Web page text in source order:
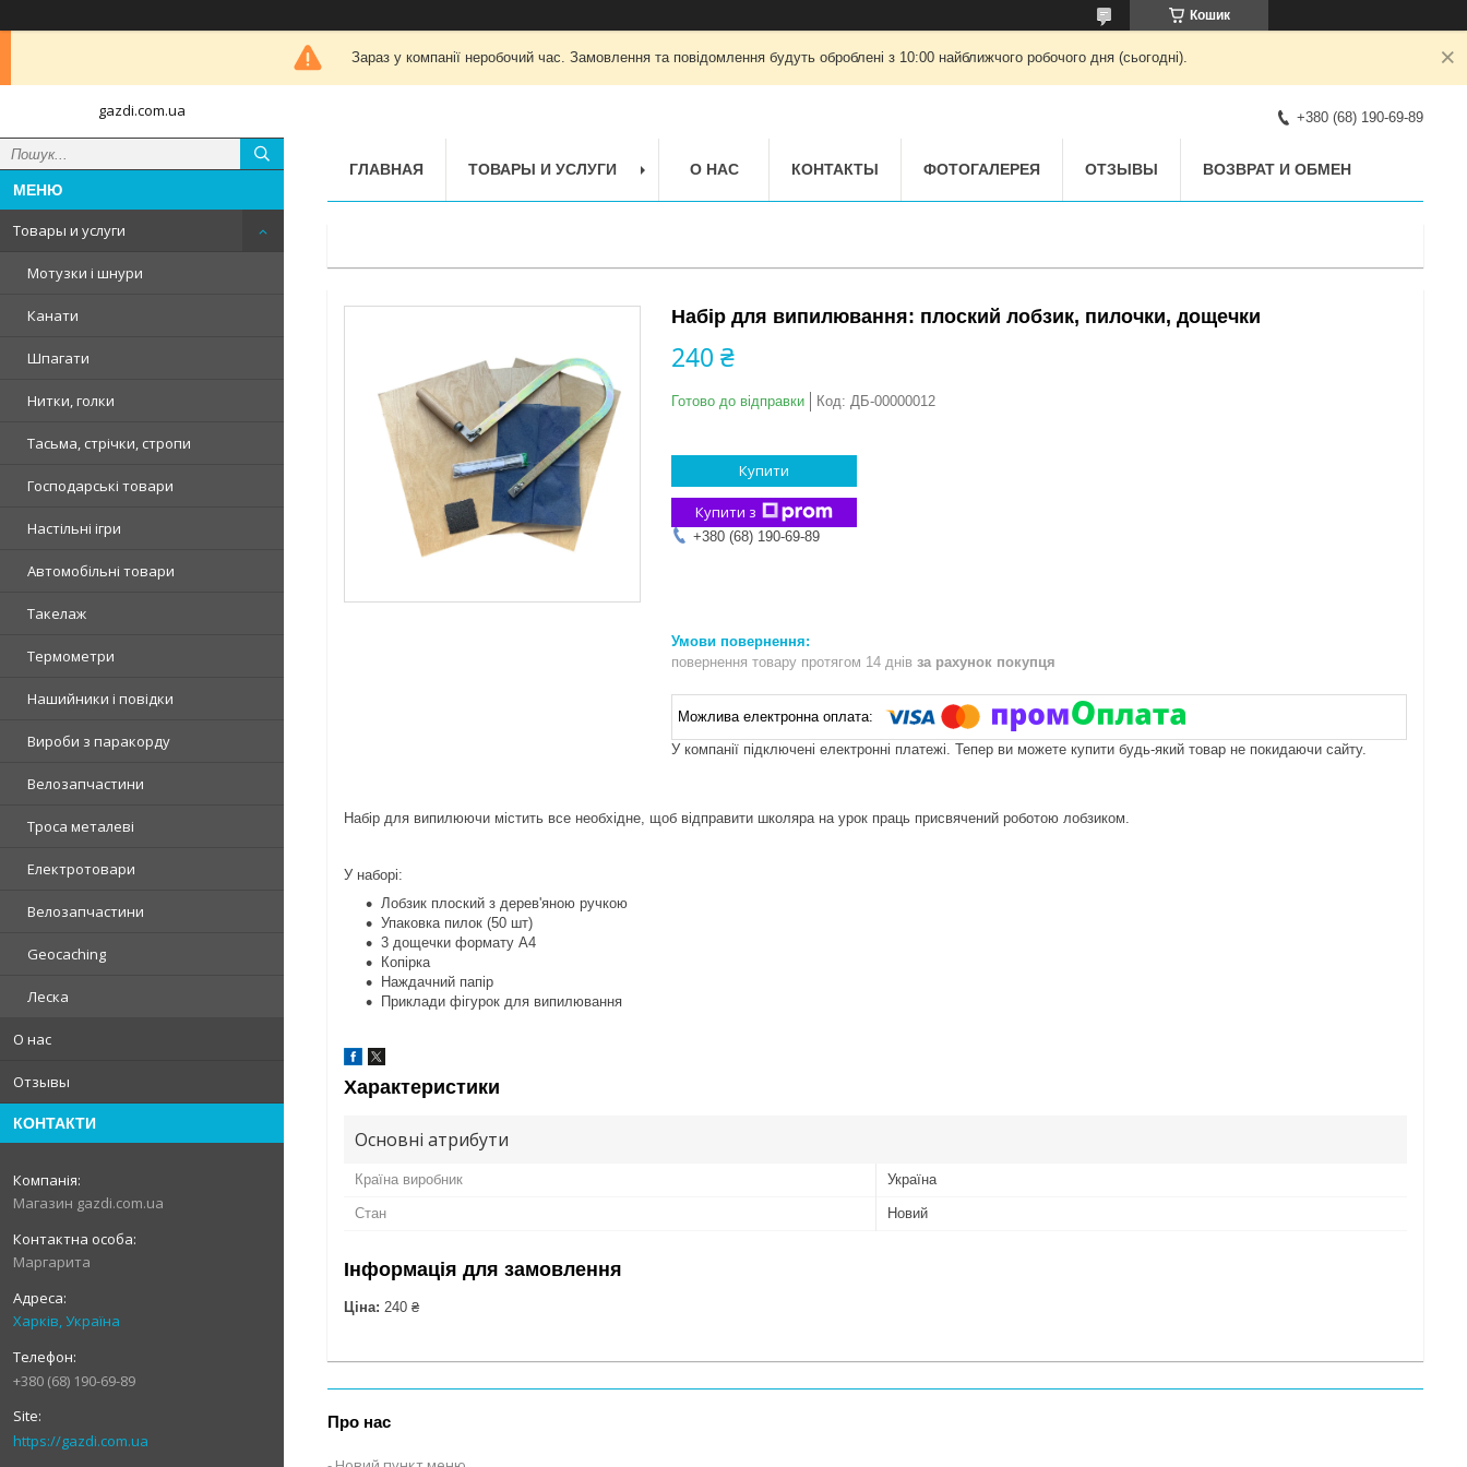
Кошик
Зараз у компанії неробочий час. Замовлення та повідомлення будуть оброблені з 10:00 найближчого робочого дня (сьогодні).
gazdi.com.ua
Товары и услуги
Мотузки і шнури
Канати
Шпагати
Нитки, голки
Тасьма, стрічки, стропи
Господарські товари
Настільні ігри
Автомобільні товари
Такелаж
Термометри
Нашийники і повідки
Вироби з паракорду
Велозапчастини
Троса металеві
Електротовари
Велозапчастини
Geocaching
Леска
О нас
Отзывы
КОНТАКТИ
Магазин gazdi.com.ua
Маргарита
Харків, Україна
+380 (68) 190-69-89
https://gazdi.com.ua
+380 (68) 190-69-89
ГЛАВНАЯ ТОВАРЫ И УСЛУГИ О НАС КОНТАКТЫ ФОТОГАЛЕРЕЯ ОТЗЫВЫ ВОЗВРАТ И ОБМЕН
Набір для випилювання: плоский лобзик, пилочки, дощечки
240 ₴
Готово до відправки Код: ДБ-00000012
Купити
Купити з
+380 (68) 190-69-89
повернення товару протягом 14 днів за рахунок покупця
У компанії підключені електронні платежі. Тепер ви можете купити будь-який товар не покидаючи сайту.
Набір для випилюючи містить все необхідне, щоб відправити школяра на урок праць присвячений роботою лобзиком.
У наборі:
Лобзик плоский з дерев'яною ручкою
Упаковка пилок (50 шт)
3 дощечки формату А4
Копірка
Наждачний папір
Приклади фігурок для випилювання
Характеристики
Основні атрибути
Країна виробник Україна
Стан Новий
Інформація для замовлення
Ціна: 240 ₴
Про нас